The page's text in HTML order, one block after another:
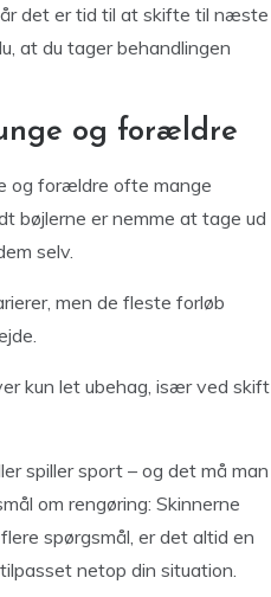
det er tid til at skifte til næste
at du tager behandlingen
og forældre
og forældre ofte mange
bøjlerne er nemme at tage ud
selv.
men de fleste forløb
kun let ubehag, især ved skift
spiller sport – og det må man
om rengøring: Skinnerne
spørgsmål, er det altid en
netop din situation.